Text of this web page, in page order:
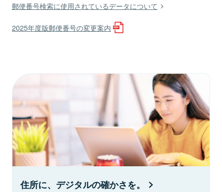
郵便番号検索に使用されているデータについて
2025年度版郵便番号の変更案内
住所に、デジタルの確かさを。